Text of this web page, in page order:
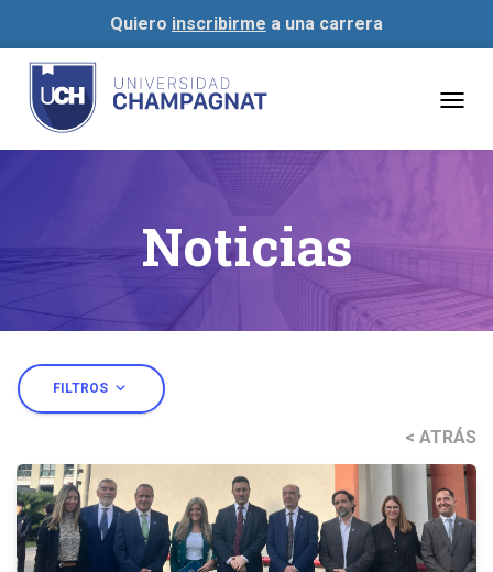
Quiero inscribirme a una carrera
Noticias
FILTROS expand_more
< ATRÁS